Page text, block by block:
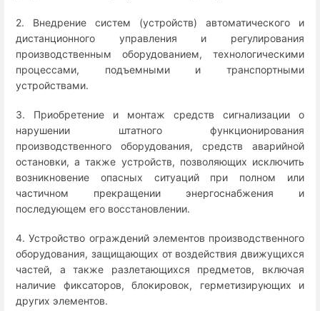
2. Внедрение систем (устройств) автоматического и
дистанционного управления и регулирования
производственным оборудованием, технологическими
процессами, подъемными и транспортными
устройствами.
3. Приобретение и монтаж средств сигнализации о
нарушении штатного функционирования
производственного оборудования, средств аварийной
остановки, а также устройств, позволяющих исключить
возникновение опасных ситуаций при полном или
частичном прекращении энергоснабжения и
последующем его восстановлении.
4. Устройство ограждений элементов производственного
оборудования, защищающих от воздействия движущихся
частей, а также разлетающихся предметов, включая
наличие фиксаторов, блокировок, герметизирующих и
других элементов.